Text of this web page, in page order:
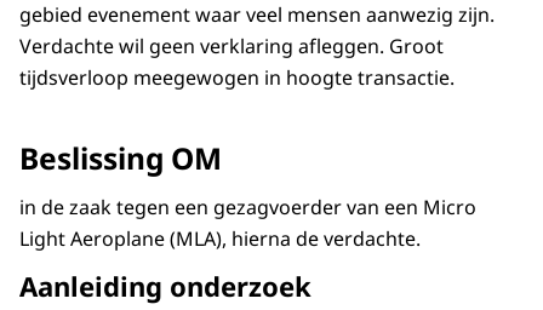
gebied evenement waar veel mensen aanwezig zijn.
Verdachte wil geen verklaring afleggen. Groot
tijdsverloop meegewogen in hoogte transactie.
Beslissing OM
in de zaak tegen een gezagvoerder van een Micro
Light Aeroplane (MLA), hierna de verdachte.
Aanleiding onderzoek